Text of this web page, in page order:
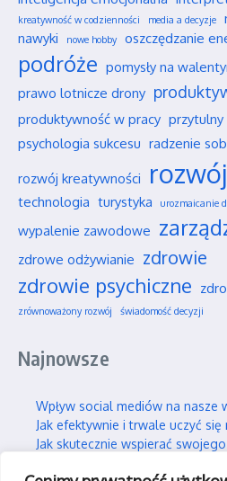
kreatywność w codzienności media a decyzje
nawyki
nowe hobby oszczędzanie
podróże pomysły na
prawo lotnicze drony
produktywność w pracy przytulny
psychologia sukcesu radzenie
rozwój kreatywności
technologia turystyka urozmaicanie
wypalenie zawodowe
zdrowe odżywianie zdrowie
zdrowie psychiczne
zrównoważony rozwój
świadomość decyzji
Najnowsze
Wpływ social mediów na nasze
Jak efektywnie i trwale uczyć się
Jak skutecznie wspierać